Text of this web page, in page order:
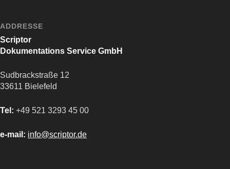
ADDRESSE
Scriptor
Dokumentations Service GmbH
Sudbrackstraße 12
33611 Bielefeld
Tel: +49 521 3293 45 00
e-mail: info@scriptor.de